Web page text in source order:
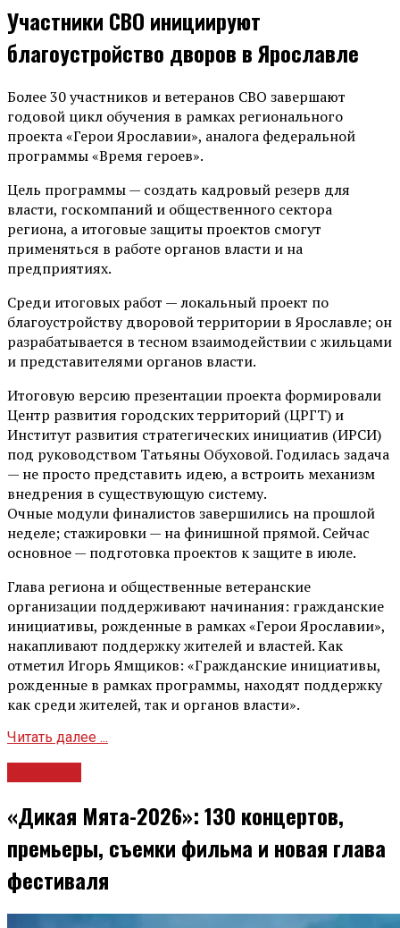
Участники СВО инициируют
благоустройство дворов в Ярославле
Более 30 участников и ветеранов СВО завершают
годовой цикл обучения в рамках регионального
проекта «Герои Ярославии», аналога федеральной
программы «Время героев».
Цель программы — создать кадровый резерв для
власти, госкомпаний и общественного сектора
региона, а итоговые защиты проектов смогут
применяться в работе органов власти и на
предприятиях.
Среди итоговых работ — локальный проект по
благоустройству дворовой территории в Ярославле; он
разрабатывается в тесном взаимодействии с жильцами
и представителями органов власти.
Итоговую версию презентации проекта формировали
Центр развития городских территорий (ЦРГТ) и
Институт развития стратегических инициатив (ИРСИ)
под руководством Татьяны Обуховой. Годилась задача
— не просто представить идею, а встроить механизм
внедрения в существующую систему.
Очные модули финалистов завершились на прошлой
неделе; стажировки — на финишной прямой. Сейчас
основное — подготовка проектов к защите в июле.
Глава региона и общественные ветеранские
организации поддерживают начинания: гражданские
инициативы, рожденные в рамках «Герои Ярославии»,
накапливают поддержку жителей и властей. Как
отметил Игорь Ямщиков: «Гражданские инициативы,
рожденные в рамках программы, находят поддержку
как среди жителей, так и органов власти».
Читать далее ...
«Дикая Мята-2026»: 130 концертов,
премьеры, съемки фильма и новая глава
фестиваля